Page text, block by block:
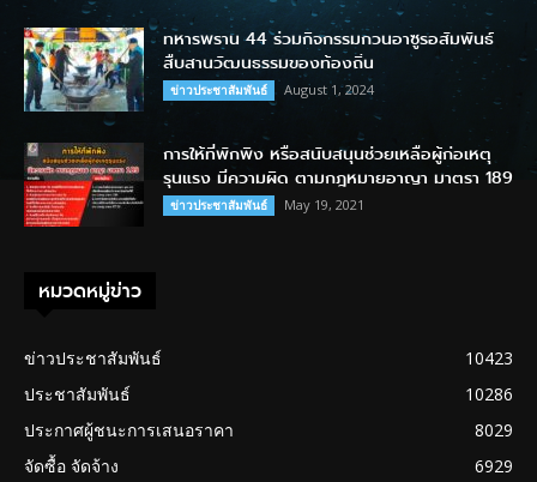
ทหารพราน 44 ร่วมกิจกรรมกวนอาซูรอสัมพันธ์
สืบสานวัฒนธรรมของท้องถิ่น
ข่าวประชาสัมพันธ์ August 1, 2024
การให้ที่พักพิง หรือสนับสนุนช่วยเหลือผู้ก่อเหตุ
รุนแรง มีความผิด ตามกฎหมายอาญา มาตรา 189
ข่าวประชาสัมพันธ์ May 19, 2021
หมวดหมู่ข่าว
ข่าวประชาสัมพันธ์
10423
ประชาสัมพันธ์
10286
ประกาศผู้ชนะการเสนอราคา
8029
จัดซื้อ จัดจ้าง
6929